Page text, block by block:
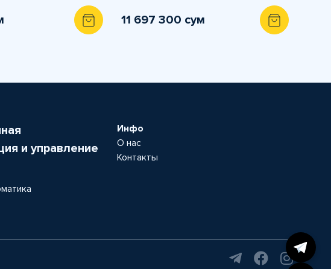
11 697 300 сум
и управление
Инфо
О нас
Контакты